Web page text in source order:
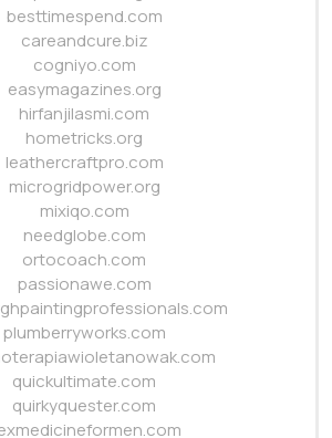
besttimespend.com
careandcure.biz
cogniyo.com
easymagazines.org
hirfanjilasmi.com
hometricks.org
leathercraftpro.com
microgridpower.org
mixiqo.com
needglobe.com
ortocoach.com
passionawe.com
plumberryworks.com
quickultimate.com
quirkyquester.com